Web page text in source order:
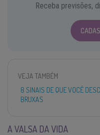
Receba previsões,
VEJA TAMBÉM
8 SINAIS DE QUE VOCÊ
BRUXAS
A VALSA DA VIDA